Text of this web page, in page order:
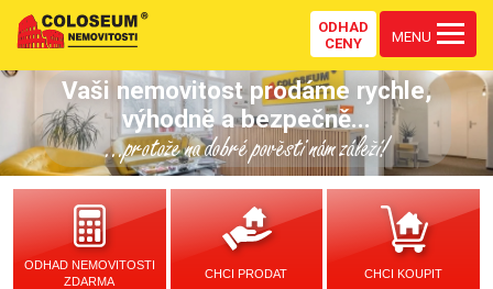
ODHAD
CENY
MENU
Vaši nemovitost prodáme rychle,
výhodně a bezpečně...
...protože na dobré pověsti nám záleží!
ODHAD NEMOVITOSTI
ZDARMA
CHCI PRODAT CHCI KOUPIT